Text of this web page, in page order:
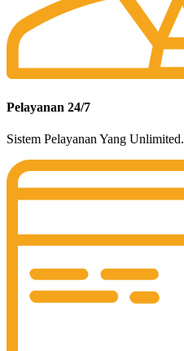
Pelayanan 24/7
Sistem Pelayanan Yang Unlimited.